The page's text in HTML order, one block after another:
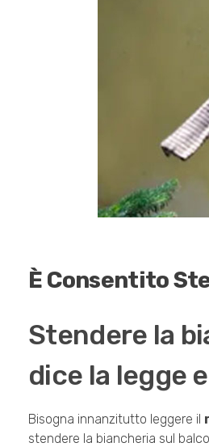
È Consentito
Stendere la
dice la legge
Bisogna innanzitutto leggere il
stendere la biancheria sul